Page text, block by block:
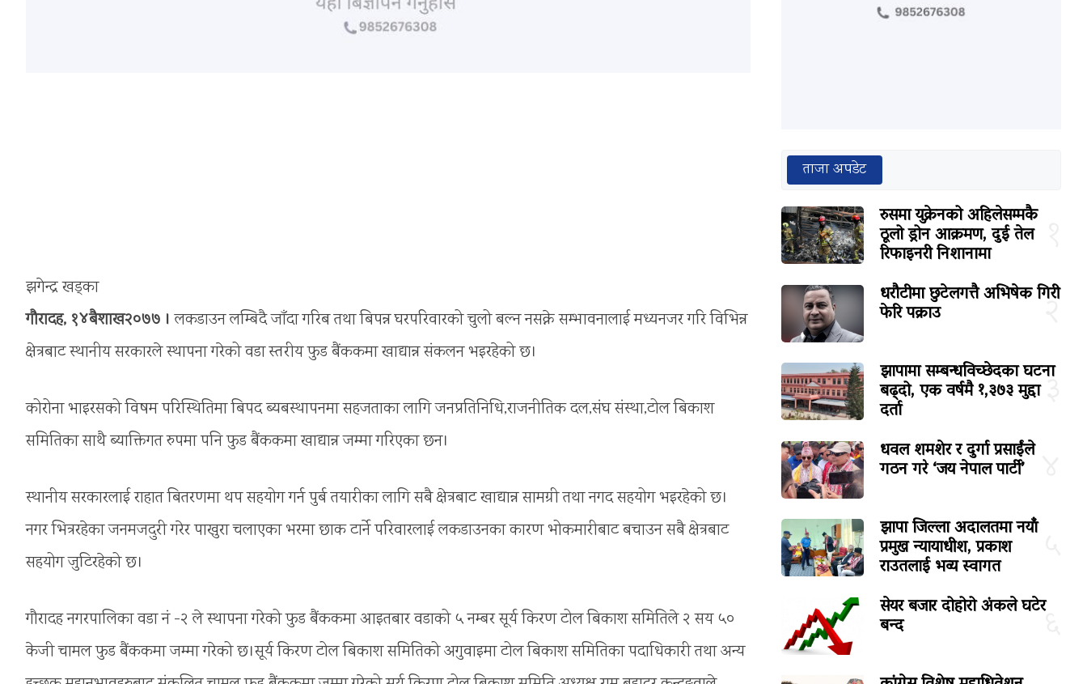
झगेन्द्र खड्का
गौरादह, १४बैशाख२०७७ । लकडाउन लम्बिदै जाँदा गरिब तथा बिपन्न घरपरिवारको चुलो बल्न नसक्ने सम्भावनालाई मध्यनजर गरि विभिन्न
क्षेत्रबाट स्थानीय सरकारले स्थापना गरेको वडा स्तरीय फुड बैंककमा खाद्यान्न संकलन भइरहेको छ।
कोरोना भाइरसको विषम परिस्थितिमा बिपद ब्यबस्थापनमा सहजताका लागि जनप्रतिनिधि,राजनीतिक दल,संघ संस्था,टोल बिकाश
समितिका साथै ब्याक्तिगत रुपमा पनि फुड बैंककमा खाद्यान्न जम्मा गरिएका छन।
स्थानीय सरकारलाई राहात बितरणमा थप सहयोग गर्न पुर्ब तयारीका लागि सबै क्षेत्रबाट खाद्यान्न सामग्री तथा नगद सहयोग भइरहेको छ।
नगर भित्ररहेका जनमजदुरी गरेर पाखुरा चलाएका भरमा छाक टार्ने परिवारलाई लकडाउनका कारण भोकमारीबाट बचाउन सबै क्षेत्रबाट
सहयोग जुटिरहेको छ।
गौरादह नगरपालिका वडा नं -२ ले स्थापना गरेको फुड बैंककमा आइतबार वडाको ५ नम्बर सूर्य किरण टोल बिकाश समितिले २ सय ५०
केजी चामल फुड बैंककमा जम्मा गरेको छ।सूर्य किरण टोल बिकाश समितिको अगुवाइमा टोल बिकाश समितिका पदाधिकारी तथा अन्य
ताजा अपडेट
रुसमा युक्रेनको अहिलेसम्मकै
ठूलो ड्रोन आक्रमण, दुई तेल
रिफाइनरी निशानामा
२
धरौटीमा छुटेलगत्तै अभिषेक गिरी
फेरि पक्राउ
३
झापामा सम्बन्धविच्छेदका घटना
बढ्दो, एक वर्षमै १,३७३ मुद्दा
दर्ता
धवल शमशेर र दुर्गा प्रसाईंले
गठन गरे ‘जय नेपाल पार्टी’
झापा जिल्ला अदालतमा नयाँ
प्रमुख न्यायाधीश, प्रकाश
राउतलाई भव्य स्वागत
६
सेयर बजार दोहोरो अंकले घटेर
बन्द